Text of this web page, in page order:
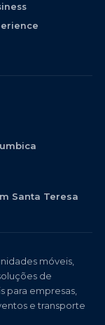
Santa Teresa
móveis,
de
para empresas,
e transporte